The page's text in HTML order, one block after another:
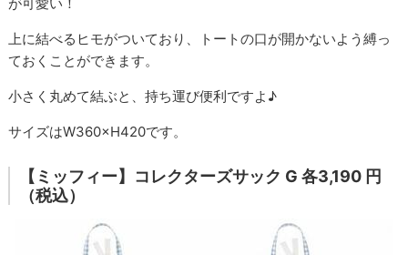
上に結べるヒモがついており、トートの口が開かないよう縛っ
ておくことができます。
小さく丸めて結ぶと、持ち運び便利ですよ♪
サイズはW360×H420です。
【ミッフィー】コレクターズサック G 各3,190 円
（税込）